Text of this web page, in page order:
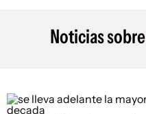
Noticias sobre